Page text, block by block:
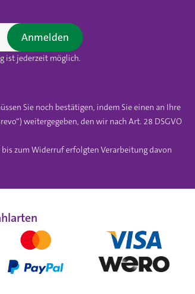
ist jederzeit möglich.
Anmelden
Sie noch bestätigen, indem Sie einen an Ihre
weitergegeben, den wir nach Art. 28 DSGVO
zum Widerruf erfolgten Verarbeitung davon